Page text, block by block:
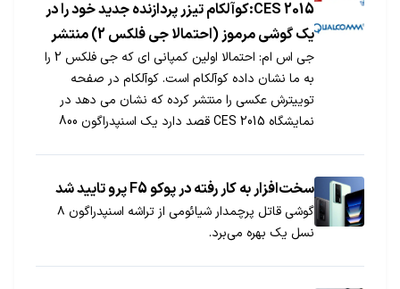
CES 2015:کوآلکام تیزر پردازنده جدید خود را در
یک گوشی مرموز (احتمالا جی فلکس 2) منتشر
کرد
جی اس ام: احتمالا اولین کمپانی ای که جی فلکس 2 را
به ما نشان داده کوآلکام است. کوآلکام در صفحه
توییترش عکسی را منتشر کرده که نشان می دهد در
نمایشگاه CES 2015 قصد دارد یک اسنپدراگون 800
سخت‌افزار به کار رفته در پوکو F5 پرو تایید شد
گوشی قاتل پرچمدار شیائومی از تراشه اسنپدراگون ۸
نسل یک بهره می‌برد.